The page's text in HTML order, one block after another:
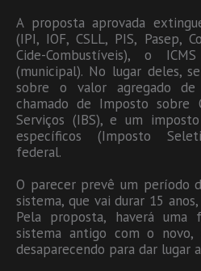
A proposta aprovada
(IPI, IOF, CSLL, PIS, Pasep,
Cide-Combustíveis), o
(municipal). No lugar deles,
sobre o valor agregado de
chamado de Imposto sobre
Serviços (IBS), e um
específicos (Imposto
federal.
O parecer prevê um período
sistema, que vai durar 15
Pela proposta, haverá uma
sistema antigo com o
desaparecendo para dar lugar